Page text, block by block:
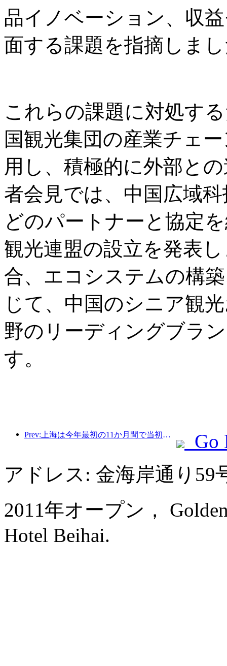
品イノベーション、収
面する課題を指摘しま
これらの課題に対処す
国観光集団の産業チェ
用し、積極的に外部と
者会見では、中国広域
どのパートナーと協定
観光連盟の設立を発表
合、エコシステムの構
じて、中国のシニア観
野のリーディングブラ
す。
Prev:上海は今年最初の11か月間で当初の予想を上回る828万2千人の観光客を受け入れた。
Go
アドレス: 金海岸通り59
2011年オープン，
Hotel Beihai.